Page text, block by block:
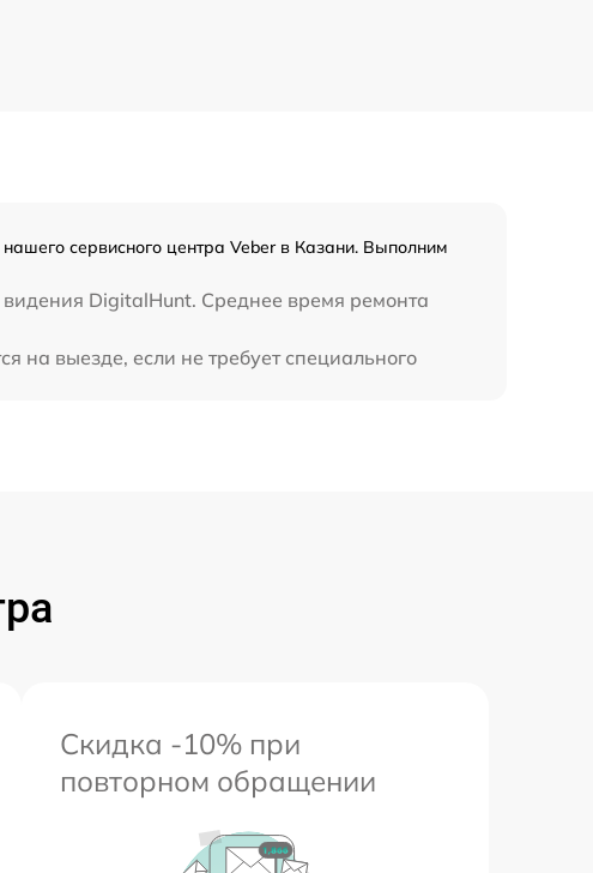
сервисного центра Veber в Казани. Выполним
видения DigitalHunt. Среднее время ремонта
на выезде, если не требует специального
Скидка -10% при
повторном обращении